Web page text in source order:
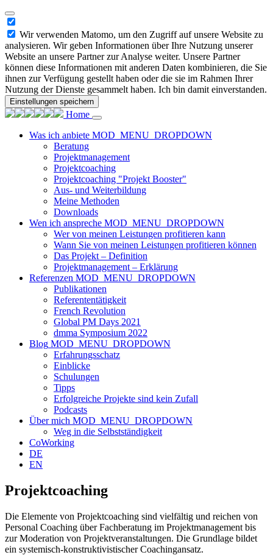
Wir verwenden Matomo, um den Zugriff auf unsere Website zu
analysieren. Wir geben Informationen über Ihre Nutzung unserer
Website an unsere Partner zur Analyse weiter. Unsere Partner
können diese Informationen mit anderen Daten kombinieren, die Sie
ihnen zur Verfügung gestellt haben oder die sie im Rahmen Ihrer
Nutzung der Dienste gesammelt haben. Ich bin damit einverstanden.
Einstellungen speichern
Home
Was ich anbiete MOD_MENU_DROPDOWN
Beratung
Projektmanagement
Projektcoaching
Projektcoaching "Projekt Booster"
Aus- und Weiterbildung
Meine Methoden
Downloads
Wen ich anspreche MOD_MENU_DROPDOWN
Wer von meinen Leistungen profitieren kann
Wann Sie von meinen Leistungen profitieren können
Das Projekt – Definition
Projektmanagement – Erklärung
Referenzen MOD_MENU_DROPDOWN
Publikationen
Referententätigkeit
French Revolution
Global PM Days 2021
dmma Symposium 2022
Blog MOD_MENU_DROPDOWN
Erfahrungsschatz
Einblicke
Schulungen
Tipps
Erfolgreiche Projekte sind kein Zufall
Podcasts
Über mich MOD_MENU_DROPDOWN
Weg in die Selbstständigkeit
CoWorking
DE
EN
Projektcoaching
Die Elemente von Projektcoaching sind vielfältig und reichen von
Personal Coaching über Fachberatung im Projektmanagement bis
zur Moderation von Projektveranstaltungen. Die Grundlage bildet
ein systemisch-konstruktivistischer Coachingansatz.